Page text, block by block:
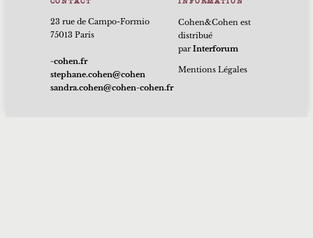
23 rue de Campo-Formio
75013 Paris
rf.nehoc-
nehoc@nehoc.enahpets
rf.nehoc-nehoc@nehoc.ardnas
Cohen&Cohen est
distribué
parInterforum
Mentions Légales